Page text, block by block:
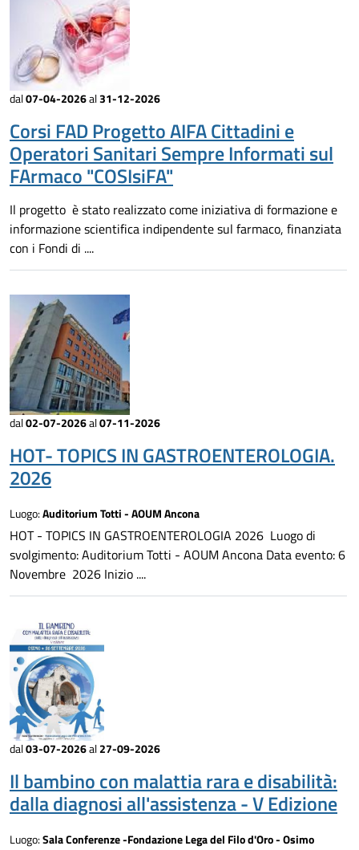
dal07-04-2026al31-12-2026
Corsi FAD Progetto AIFA Cittadini e
Operatori Sanitari Sempre Informati sul
FArmaco "COSIsiFA"
Il progetto è stato realizzato come iniziativa di formazione e
informazione scientifica indipendente sul farmaco, finanziata
con i Fondi di ....
dal02-07-2026al07-11-2026
HOT- TOPICS IN GASTROENTEROLOGIA.
2026
Luogo:Auditorium Totti - AOUM Ancona
HOT - TOPICS IN GASTROENTEROLOGIA 2026 Luogo di
svolgimento: Auditorium Totti - AOUM Ancona Data evento: 6
Novembre 2026 Inizio ....
dal03-07-2026al27-09-2026
Il bambino con malattia rara e disabilità:
dalla diagnosi all'assistenza - V Edizione
Luogo:Sala Conferenze -Fondazione Lega del Filo d'Oro - Osimo